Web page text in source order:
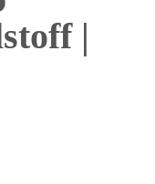
|